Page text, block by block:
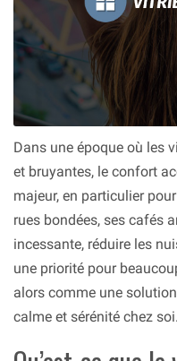
Dans une époque où les
et bruyantes, le confort
majeur, en particulier
rues bondées, ses cafés
incessante, réduire les
une priorité pour
alors comme une
calme et sérénité chez soi.